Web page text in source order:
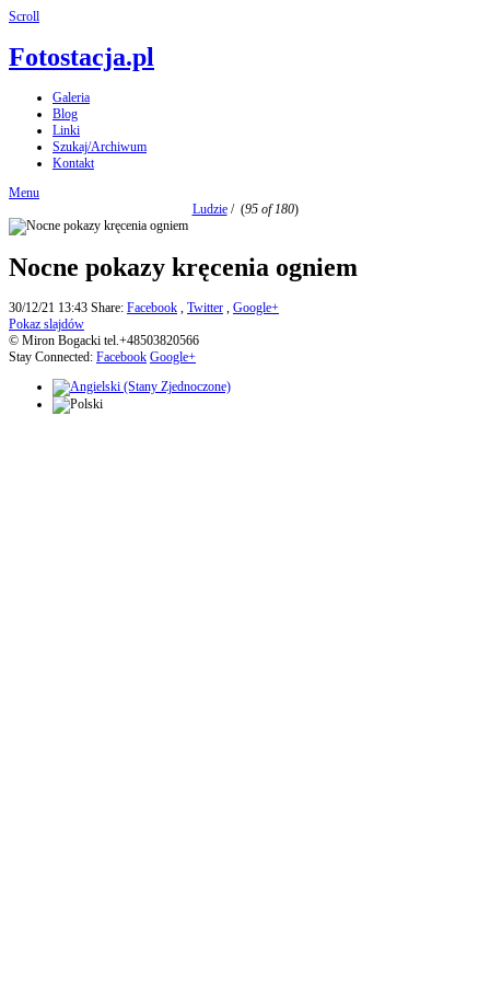
Scroll
Fotostacja.pl
Galeria
Blog
Linki
Szukaj/Archiwum
Kontakt
Menu
Ludzie/ (95 of 180)
Nocne pokazy kręcenia ogniem
30/12/21 13:43 Share: Facebook , Twitter , Google+
Pokaz slajdów
© Miron Bogacki tel.+48503820566
Stay Connected: Facebook Google+